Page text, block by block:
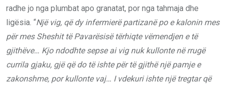
radhe jo nga plumbat apo granatat, por nga tahmaja dhe
ligësia. “Një vig, që dy infermierë partizanë po e kalonin mes
për mes Sheshit të Pavarësisë tërhiqte vëmendjen e të
gjithëve… Kjo ndodhte sepse ai vig nuk kullonte në rrugë
currila gjaku, gjë që do të ishte për të gjithë një pamje e
zakonshme, por kullonte vaj… I vdekuri ishte një tregtar që